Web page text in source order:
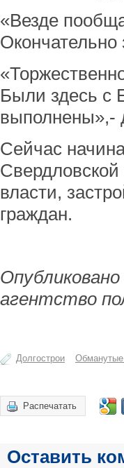
«Везде
Были здесь с
выполнены»,-
Сейчас
власти,
граждан.
агентство
Долгострои
Распечатать
Оставить